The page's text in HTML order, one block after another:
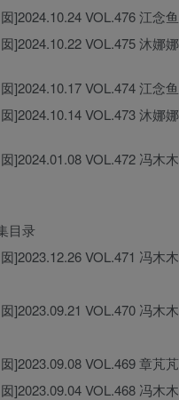
]2024.10.24 VOL.476 江念
]2024.10.22 VOL.475 沐娜
]2024.10.17 VOL.474 江念
]2024.10.14 VOL.473 沐娜
]2024.01.08 VOL.472 冯木
目录
]2023.12.26 VOL.471 冯木
]2023.09.21 VOL.470 冯木
]2023.09.08 VOL.469 章芃
]2023.09.04 VOL.468 冯木